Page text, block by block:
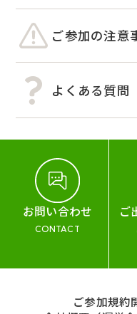
ご参加の注意
よくある質問
お問い合わせ
CONTACT
ご
ご参加規約